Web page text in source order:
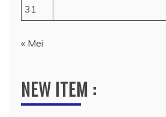
31
« Mei
NEW ITEM :